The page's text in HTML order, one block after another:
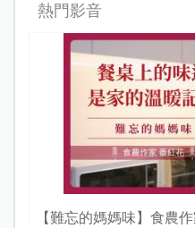
熱門影音
【難忘的媽媽味】食農